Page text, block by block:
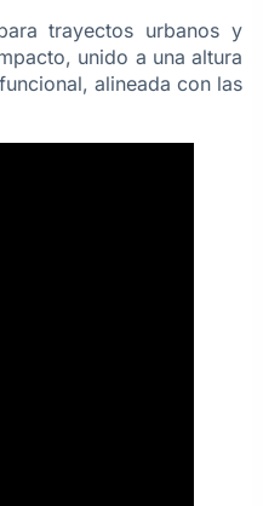
trayectos urbanos y
unido a una altura
alineada con las